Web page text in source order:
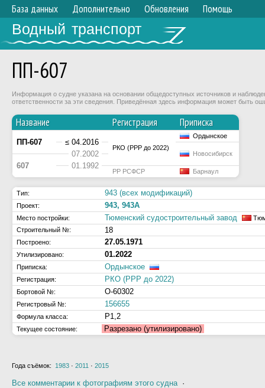
База данных Дополнительно Обновления Помощь
Водный транспорт
ПП-607
Информация о судне указана на основании общедоступных источников и
ответственности за эти сведения. Приведённая здесь информация может быть
Название Регистрация Приписка
ПП-607 ≤ 04.2016
РКО (РРР до 2022)
Ордынское
07.2002 Новосибирск
607 01.1992
РР РСФСР Барнаул
Тип: 943 (всех модификаций)
Проект: 943, 943А
Место постройки: Тюменский судостроительный завод
Строительный №:
18
Построено: 27.05.1971
Утилизировано: 01.2022
Приписка: Ордынское
Регистрация: РКО (РРР до 2022)
Бортовой №: О-60302
Регистровый №: 156655
Формула класса: Р1,2
Текущее состояние: Разрезано (утилизировано)
Года съёмок: 1983 · 2011 · 2015
Все комментарии к фотографиям этого судна·